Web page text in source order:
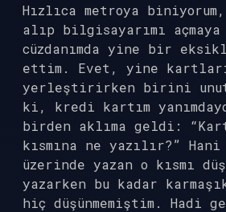
Hızlıca metroya
alıp bilgisayarımı
cüzdanımda yine bir
ettim. Evet, yine
yerleştirirken birini
ki, kredi kartım
birden aklıma geldi:
kısmına ne yazılır?”
üzerinde yazan o kısmı
yazarken bu kadar
hiç düşünmemiştim. Hadi